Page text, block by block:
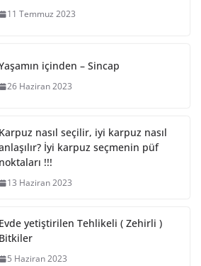
11 Temmuz 2023
içinden – Sincap
26 Haziran 2023
Karpuz nasıl seçilir, iyi karpuz nasıl
İyi karpuz seçmenin püf
noktaları !!!
13 Haziran 2023
Evde yetiştirilen Tehlikeli ( Zehirli )
Bitkiler
5 Haziran 2023